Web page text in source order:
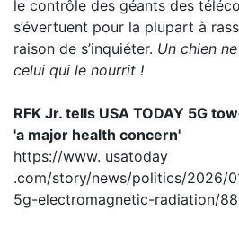
le contrôle des géants des
s’évertuent pour la plupart à
raison de s’inquiéter. Un chien
celui qui le nourrit !
RFK Jr. tells USA TODAY 5G
'a major health concern'
https://www. usatoday
.com/story/news/politics/2026/
5g-electromagnetic-radiation/